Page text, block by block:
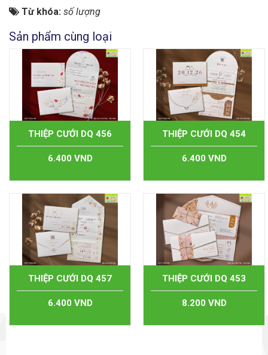
Từ khóa: số lượng
Sản phẩm cùng loại
THIỆP CƯỚI DQ 456
6.400 VND
THIỆP CƯỚI DQ 454
6.400 VND
THIỆP CƯỚI DQ 457
6.400 VND
THIỆP CƯỚI DQ 453
8.200 VND